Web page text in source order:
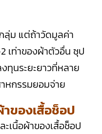
ลุ่ม แต่ถ้าวัดมูลค่า
เท่าของผ้าตัวอื่น ซุป
ทุนระยะยาวที่หลาย
กรรมยอมจ่าย
ของเสื้อช็อป
ะเนื้อผ้าของเสื้อช็อป